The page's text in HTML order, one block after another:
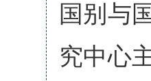
国别与
究中心